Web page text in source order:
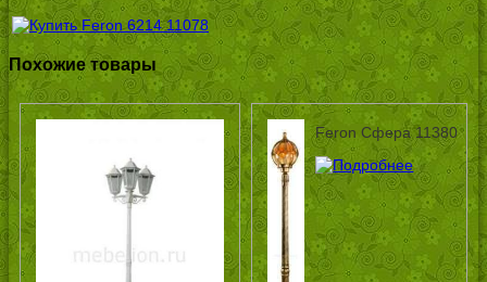
Похожие товары
Feron Сфера 11380